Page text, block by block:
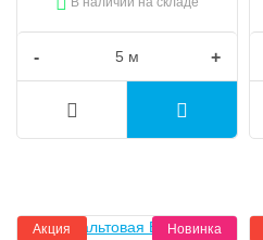
- +
Акция Новинка